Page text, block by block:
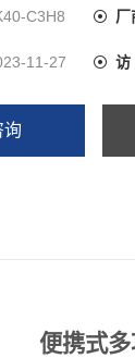
或只存报警浓度
数据和存储、打
线，各通道之间
C3H8 厂
11-27 访
询
便携式